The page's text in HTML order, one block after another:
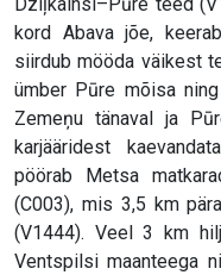
Dziļkalnsi–Pūre teed
kord Abava jõe,
siirdub mööda väikest
ümber Pūre mõisa
Zemeņu tänaval ja
karjääridest
pöörab Metsa
(C003), mis 3,5 km
(V1444). Veel 3 km
Ventspilsi maanteega